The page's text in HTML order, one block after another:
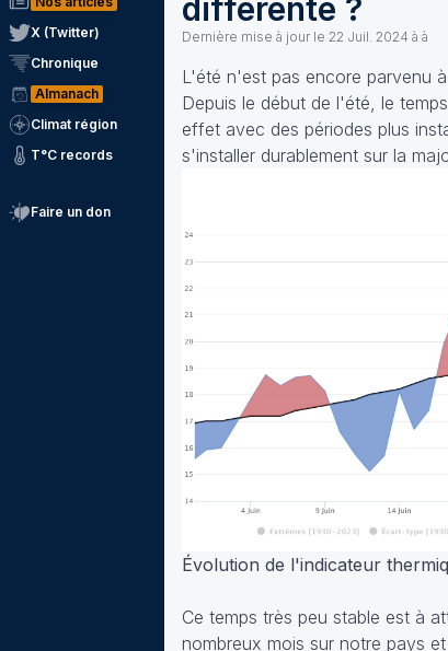
X (Twitter)
Chronique
Almanach
Climat région
T°C records
Faire un don
différente ?
Dernière mise à jour le 22 Juil. 2024 à à
L'été n'est pas encore parvenu
Depuis le début de l'été, le
effet avec des périodes plus
s'installer durablement sur la
Évolution de l'indicateur
Ce temps très peu stable est à
nombreux mois sur notre pays